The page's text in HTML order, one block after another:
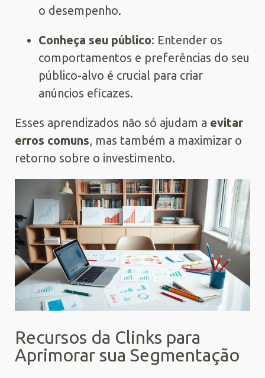
o desempenho.
Conheça seu público: Entender os
comportamentos e preferências do seu
público-alvo é crucial para criar
anúncios eficazes.
Esses aprendizados não só ajudam a evitar
erros comuns , mas também a maximizar o
retorno sobre o investimento.
Recursos da Clinks para
Aprimorar sua Segmentação